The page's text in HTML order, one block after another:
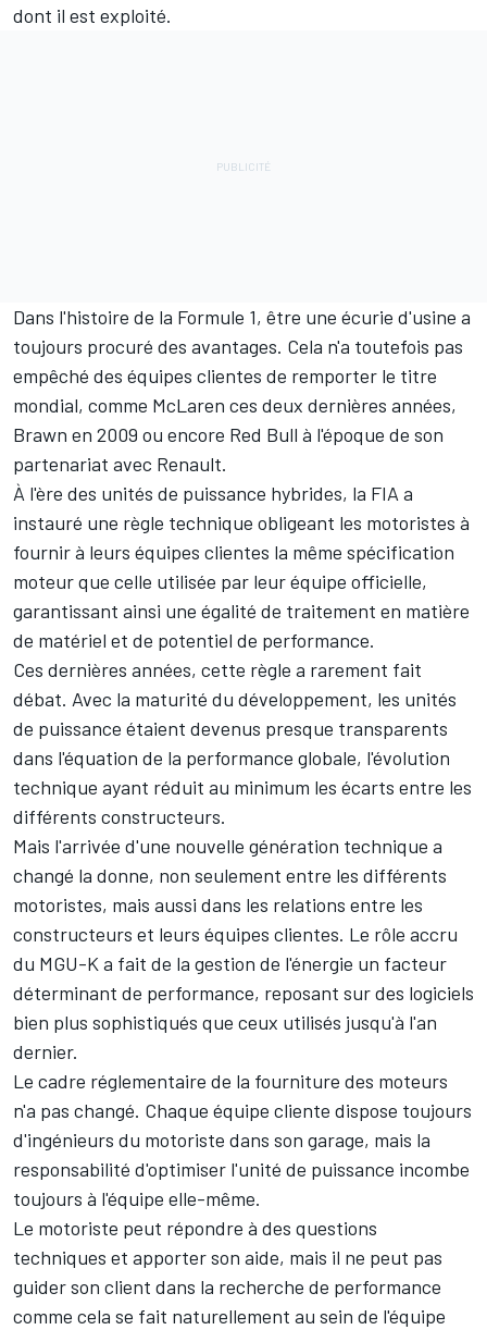
dont il est exploité.
Dans l'histoire de la Formule 1, être une écurie d'usine a
toujours procuré des avantages. Cela n'a toutefois pas
empêché des équipes clientes de remporter le titre
mondial, comme McLaren ces deux dernières années,
Brawn en 2009 ou encore Red Bull à l'époque de son
partenariat avec Renault.
À l'ère des unités de puissance hybrides, la FIA a
instauré une règle technique obligeant les motoristes à
fournir à leurs équipes clientes la même spécification
moteur que celle utilisée par leur équipe officielle,
garantissant ainsi une égalité de traitement en matière
de matériel et de potentiel de performance.
Ces dernières années, cette règle a rarement fait
débat. Avec la maturité du développement, les unités
de puissance étaient devenus presque transparents
dans l'équation de la performance globale, l'évolution
technique ayant réduit au minimum les écarts entre les
différents constructeurs.
Mais l'arrivée d'une nouvelle génération technique a
changé la donne, non seulement entre les différents
motoristes, mais aussi dans les relations entre les
constructeurs et leurs équipes clientes. Le rôle accru
du MGU-K a fait de la gestion de l'énergie un facteur
déterminant de performance, reposant sur des logiciels
bien plus sophistiqués que ceux utilisés jusqu'à l'an
dernier.
Le cadre réglementaire de la fourniture des moteurs
n'a pas changé. Chaque équipe cliente dispose toujours
d'ingénieurs du motoriste dans son garage, mais la
responsabilité d'optimiser l'unité de puissance incombe
toujours à l'équipe elle-même.
Le motoriste peut répondre à des questions
techniques et apporter son aide, mais il ne peut pas
guider son client dans la recherche de performance
comme cela se fait naturellement au sein de l'équipe